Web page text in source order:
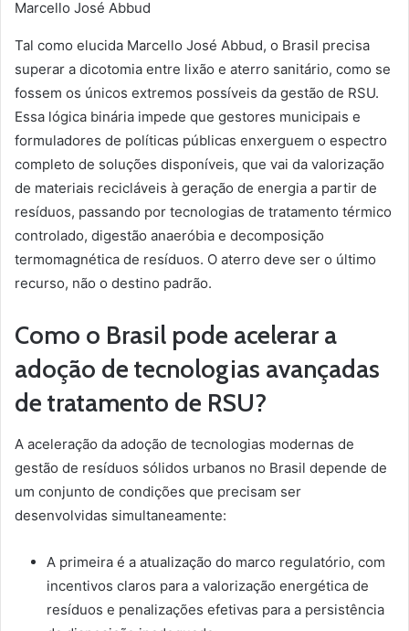
Marcello José Abbud
Tal como elucida Marcello José Abbud, o Brasil precisa
superar a dicotomia entre lixão e aterro sanitário, como se
fossem os únicos extremos possíveis da gestão de RSU.
Essa lógica binária impede que gestores municipais e
formuladores de políticas públicas enxerguem o espectro
completo de soluções disponíveis, que vai da valorização
de materiais recicláveis à geração de energia a partir de
resíduos, passando por tecnologias de tratamento térmico
controlado, digestão anaeróbia e decomposição
termomagnética de resíduos. O aterro deve ser o último
recurso, não o destino padrão.
Como o Brasil pode acelerar a
adoção de tecnologias avançadas
de tratamento de RSU?
A aceleração da adoção de tecnologias modernas de
gestão de resíduos sólidos urbanos no Brasil depende de
um conjunto de condições que precisam ser
desenvolvidas simultaneamente:
A primeira é a atualização do marco regulatório, com
incentivos claros para a valorização energética de
resíduos e penalizações efetivas para a persistência